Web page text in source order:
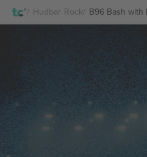
Hudba Rock B96 Bash with